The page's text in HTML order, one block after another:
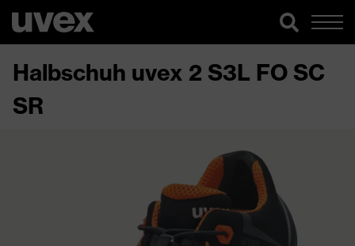
Halbschuh uvex 2 S3L FO SC
SR